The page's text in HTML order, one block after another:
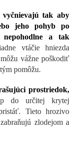
tak aby
jeho pohyb po
nepohodlne a tak
vtáčie hniezda
vážne poškodiť
pomôžu.
prostriedok,
do určitej krytej
Tieto hrozivo
zlodejom a